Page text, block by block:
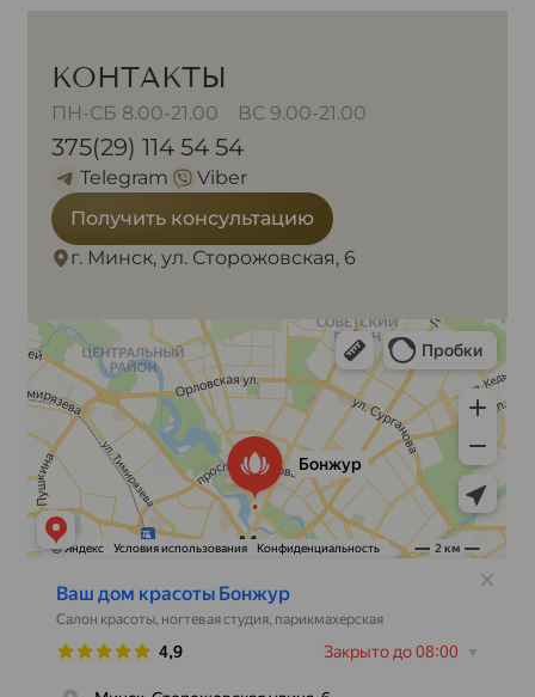
КОНТАКТЫ
ПН-СБ 8.00-21.00 ВС 9.00-21.00
375(29) 114 54 54
Telegram
Viber
Получить консультацию
г. Минск, ул. Сторожовская, 6